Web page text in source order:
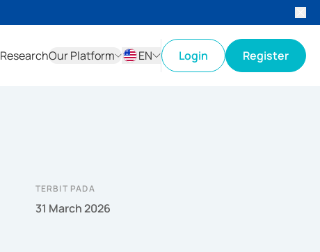
ResearchOur Platform
EN
Login Register
TERBIT PADA
31 March 2026